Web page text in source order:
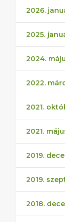
2026.
2025.
2024.
2022.
2021.
2021.
2019.
2019.
2018.